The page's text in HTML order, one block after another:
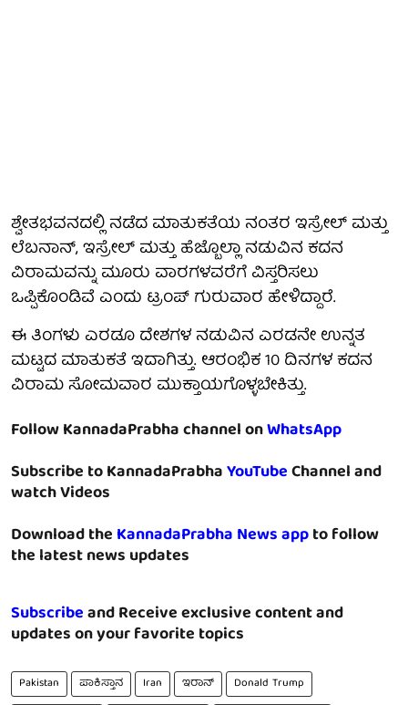
ಶ್ವೇತಭವನದಲ್ಲಿ ನಡೆದ ಮಾತುಕತೆಯ ನಂತರ ಇಸ್ರೇಲ್ ಮತ್ತು
ಲೆಬನಾನ್, ಇಸ್ರೇಲ್ ಮತ್ತು ಹೆಜ್ಬೊಲ್ಲಾ ನಡುವಿನ ಕದನ
ವಿರಾಮವನ್ನು ಮೂರು ವಾರಗಳವರೆಗೆ ವಿಸ್ತರಿಸಲು
ಒಪ್ಪಿಕೊಂಡಿವೆ ಎಂದು ಟ್ರಂಪ್ ಗುರುವಾರ ಹೇಳಿದ್ದಾರೆ.
ಈ ತಿಂಗಳು ಎರಡೂ ದೇಶಗಳ ನಡುವಿನ ಎರಡನೇ ಉನ್ನತ
ಮಟ್ಟದ ಮಾತುಕತೆ ಇದಾಗಿತ್ತು. ಆರಂಭಿಕ 10 ದಿನಗಳ ಕದನ
ವಿರಾಮ ಸೋಮವಾರ ಮುಕ್ತಾಯಗೊಳ್ಳಬೇಕಿತ್ತು.
Follow KannadaPrabha channel onWhatsApp
Subscribe to KannadaPrabhaYouTubeChannel and
watch Videos
Download theKannadaPrabha News appto follow
the latest news updates
Subscribeand Receive exclusive content and
updates on your favorite topics
Pakistan ಪಾಕಿಸ್ತಾನ Iran ಇರಾನ್
Donald Trump